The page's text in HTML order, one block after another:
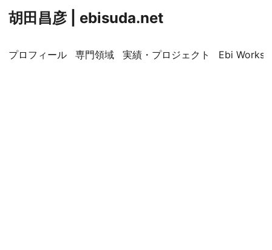
胡田昌彦 | ebisuda.net
プロフィール 専門領域 実績・プロジェクト Ebi